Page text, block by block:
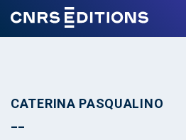
CATERINA PASQUALINO